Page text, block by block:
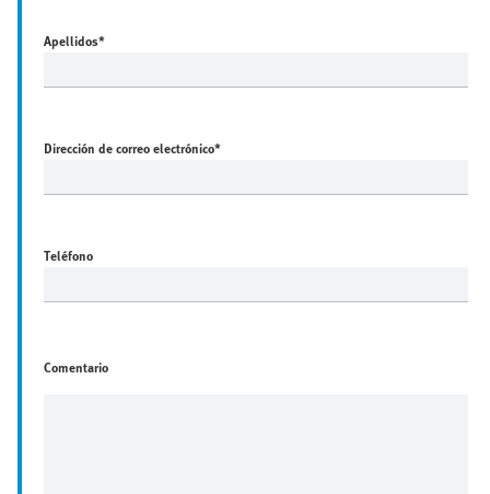
Apellidos*
Dirección de correo electrónico*
Teléfono
Comentario